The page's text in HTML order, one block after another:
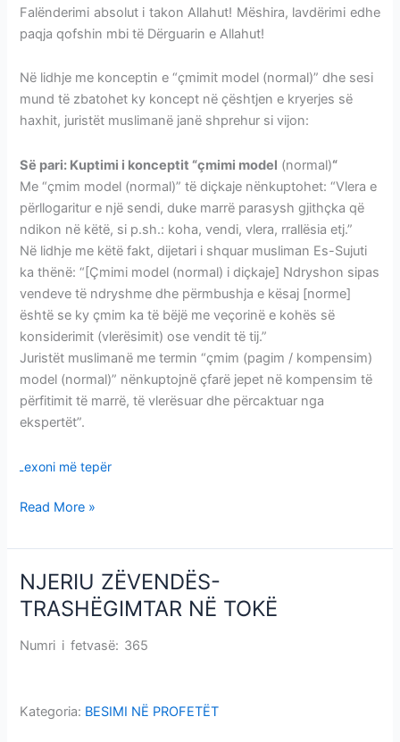
Falënderimi absolut i takon Allahut! Mëshira, lavdërimi edhe
paqja qofshin mbi të Dërguarin e Allahut!
Në lidhje me konceptin e “çmimit model (normal)” dhe sesi
mund të zbatohet ky koncept në çështjen e kryerjes së
haxhit, juristët muslimanë janë shprehur si vijon:
Së pari: Kuptimi i konceptit “çmimi model (normal)“
Me “çmim model (normal)” të diçkaje nënkuptohet: “Vlera e
përllogaritur e një sendi, duke marrë parasysh gjithçka që
ndikon në këtë, si p.sh.: koha, vendi, vlera, rrallësia etj.”
Në lidhje me këtë fakt, dijetari i shquar musliman Es-Sujuti
ka thënë: “[Çmimi model (normal) i diçkaje] Ndryshon sipas
vendeve të ndryshme dhe përmbushja e kësaj [norme]
është se ky çmim ka të bëjë me veçorinë e kohës së
konsiderimit (vlerësimit) ose vendit të tij.”
Juristët muslimanë me termin “çmim (pagim / kompensim)
model (normal)” nënkuptojnë çfarë jepet në kompensim të
përfitimit të marrë, të vlerësuar dhe përcaktuar nga
ekspertët”.
Lexoni më tepër
Read More »
NJERIU ZËVENDËS-
TRASHËGIMTAR NË TOKË
Numri i fetvasë: 365
Kategoria: BESIMI NË PROFETËT
NJERIU
ZËVENDËS-
TRASHËGIMTAR
NË